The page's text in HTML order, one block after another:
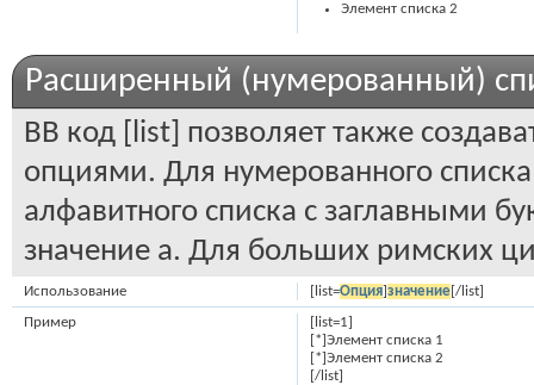
Элемент списка 2
Расширенный (нумерованный)
BB код [list] позволяет также
опциями. Для нумерованного
алфавитного списка с заглавными
значение а. Для больших римских
[list=Опция]значение[/list]
Использование
[list=1]
[*]Элемент списка 1
[*]Элемент списка 2
[/list]
Пример